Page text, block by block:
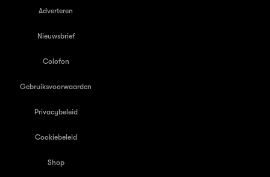
Adverteren
Nieuwsbrief
Colofon
Gebruiksvoorwaarden
Privacybeleid
Cookiebeleid
Shop